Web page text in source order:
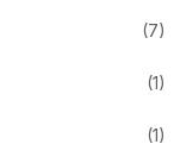
(7)
(1)
(1)